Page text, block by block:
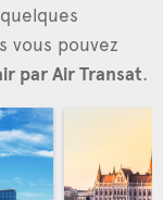
vous pouvez
par Air Transat.